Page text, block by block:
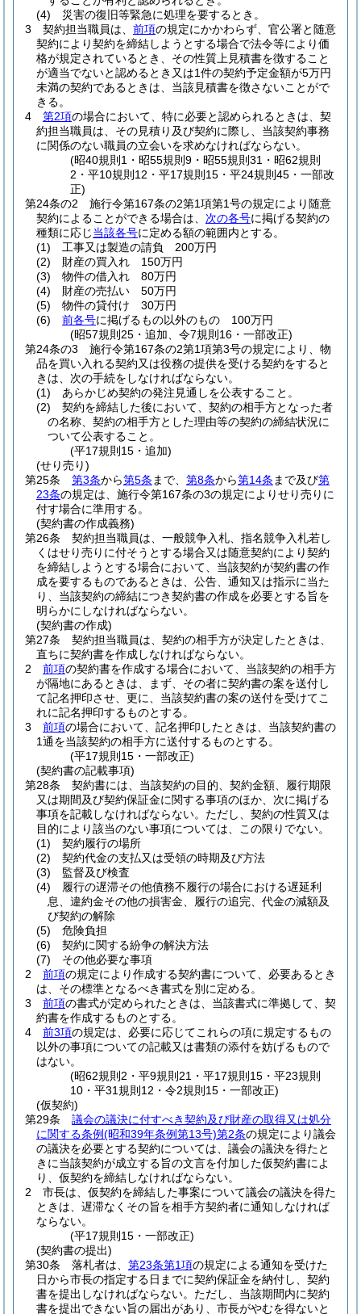
(4)
災害の復旧等緊急に処理を要するとき。
3
契約担当職員は、 前項の規定にかかわらず、官公署と随意
契約により契約を締結しようとする場合で法令等により価
格が規定されているとき、その性質上見積書を徴すること
が適当でないと認めるとき又は1件の契約予定金額が5万円
未満の契約であるときは、当該見積書を徴さないことがで
きる。
4
第2項の場合において、特に必要と認められるときは、契
約担当職員は、その見積り及び契約に際し、当該契約事務
に関係のない職員の立会いを求めなければならない。
(昭40規則1・昭55規則9・昭55規則31・昭62規則
2・平10規則12・平17規則15・平24規則45・一部改
正)
第24条の2
施行令第167条の2第1項第1号の規定により随意
契約によることができる場合は、 次の各号に掲げる契約の
種類に応じ当該各号に定める額の範囲内とする。
(1)
工事又は製造の請負 200万円
(2)
財産の買入れ 150万円
(3)
物件の借入れ 80万円
(4)
財産の売払い 50万円
(5)
物件の貸付け 30万円
(6)
前各号に掲げるもの以外のもの 100万円
(昭57規則25・追加、令7規則16・一部改正)
第24条の3
施行令第167条の2第1項第3号の規定により、物
品を買い入れる契約又は役務の提供を受ける契約をすると
きは、次の手続をしなければならない。
(1)
あらかじめ契約の発注見通しを公表すること。
(2)
契約を締結した後において、契約の相手方となった者
の名称、契約の相手方とした理由等の契約の締結状況に
ついて公表すること。
(平17規則15・追加)
(せり売り)
第25条
第3条から第5条 まで、 第8条から第14条 まで及び第
23条の規定は、施行令第167条の3の規定によりせり売りに
付す場合に準用する。
(契約書の作成義務)
第26条
契約担当職員は、一般競争入札、指名競争入札若し
くはせり売りに付そうとする場合又は随意契約により契約
を締結しようとする場合において、当該契約が契約書の作
成を要するものであるときは、公告、通知又は指示に当た
り、当該契約の締結につき契約書の作成を必要とする旨を
明らかにしなければならない。
(契約書の作成)
第27条
契約担当職員は、契約の相手方が決定したときは、
直ちに契約書を作成しなければならない。
2
前項の契約書を作成する場合において、当該契約の相手方
が隔地にあるときは、まず、その者に契約書の案を送付し
て記名押印させ、更に、当該契約書の案の送付を受けてこ
れに記名押印するものとする。
3
前項の場合において、記名押印したときは、当該契約書の
1通を当該契約の相手方に送付するものとする。
(平17規則15・一部改正)
(契約書の記載事項)
第28条
契約書には、当該契約の目的、契約金額、履行期限
又は期間及び契約保証金に関する事項のほか、次に掲げる
事項を記載しなければならない。 ただし、契約の性質又は
目的により該当のない事項については、この限りでない。
(1)
契約履行の場所
(2)
契約代金の支払又は受領の時期及び方法
(3)
監督及び検査
(4)
履行の遅滞その他債務不履行の場合における遅延利
息、違約金その他の損害金、履行の追完、代金の減額及
び契約の解除
(5)
危険負担
(6)
契約に関する紛争の解決方法
(7)
その他必要な事項
2
前項の規定により作成する契約書について、必要あるとき
は、その標準となるべき書式を別に定める。
3
前項の書式が定められたときは、当該書式に準拠して、契
約書を作成するものとする。
4
前3項の規定は、必要に応じてこれらの項に規定するもの
以外の事項についての記載又は書類の添付を妨げるもので
はない。
(昭62規則2・平9規則21・平17規則15・平23規則
10・平31規則12・令2規則15・一部改正)
(仮契約)
第29条
議会の議決に付すべき契約及び財産の取得又は処分
に関する条例(昭和39年条例第13号)第2条の規定により議会
の議決を必要とする契約については、議会の議決を得たと
きに当該契約が成立する旨の文言を付加した仮契約書によ
り、仮契約を締結しなければならない。
2
市長は、仮契約を締結した事案について議会の議決を得た
ときは、遅滞なくその旨を相手方契約者に通知しなければ
ならない。
(平17規則15・一部改正)
(契約書の提出)
第30条
落札者は、 第23条第1項の規定による通知を受けた
日から市長の指定する日までに契約保証金を納付し、契約
書を提出しなければならない。 ただし、当該期間内に契約
書を提出できない旨の届出があり、市長がやむを得ないと